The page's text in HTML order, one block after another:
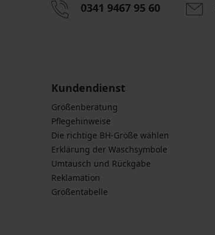
0341 9467 95 60
Kundendienst
Größenberatung
Pflegehinweise
Die richtige BH-Größe wählen
Erklärung der Waschsymbole
Umtausch und Rückgabe
Reklamation
Größentabelle